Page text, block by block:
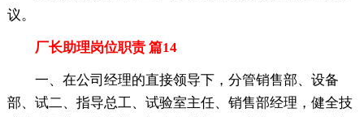
议。
厂长助理岗位职责 篇14
一、在公司经理的直接领导下，分管销售部、设备
部、试二、指导总工、试验室主任、销售部经理，健全技